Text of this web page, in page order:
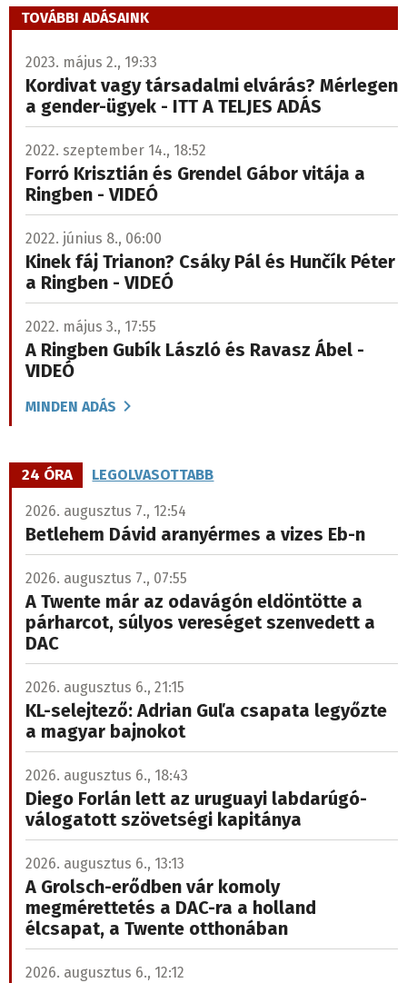
TOVÁBBI ADÁSAINK
2023. május 2., 19:33
Kordivat vagy társadalmi elvárás? Mérlegen
a gender-ügyek - ITT A TELJES ADÁS
2022. szeptember 14., 18:52
Forró Krisztián és Grendel Gábor vitája a
Ringben - VIDEÓ
2022. június 8., 06:00
Kinek fáj Trianon? Csáky Pál és Hunčík Péter
a Ringben - VIDEÓ
2022. május 3., 17:55
A Ringben Gubík László és Ravasz Ábel -
VIDEÓ
MINDEN ADÁS
24 ÓRA LEGOLVASOTTABB
2026. augusztus 7., 12:54
Betlehem Dávid aranyérmes a vizes Eb-n
2026. augusztus 7., 07:55
A Twente már az odavágón eldöntötte a
párharcot, súlyos vereséget szenvedett a
DAC
2026. augusztus 6., 21:15
KL-selejtező: Adrian Guľa csapata legyőzte
a magyar bajnokot
2026. augusztus 6., 18:43
Diego Forlán lett az uruguayi labdarúgó-
válogatott szövetségi kapitánya
2026. augusztus 6., 13:13
A Grolsch-erődben vár komoly
megmérettetés a DAC-ra a holland
élcsapat, a Twente otthonában
2026. augusztus 6., 12:12